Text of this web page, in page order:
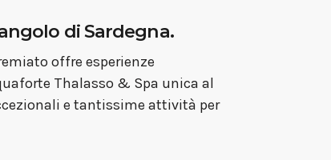
di Sardegna.
offre esperienze
Thalasso & Spa unica al
e tantissime attività per